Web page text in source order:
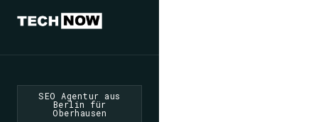
SEO Agentur aus
Berlin für
Oberhausen